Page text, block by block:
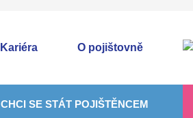
Kariéra O pojištovně
CHCI SE STÁT POJIŠTĚNCEM